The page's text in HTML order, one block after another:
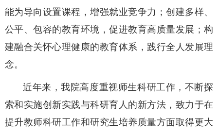
能为导向设置课程，增强就业竞争力；创建多样、
公平、包容的教育环境，促进教育高质量发展；构
建融合关怀心理健康的教育体系，践行全人发展理
念。
近年来，我院高度重视师生科研工作，不断探
索和实施创新实践与科研育人的新方法，致力于在
提升教师科研工作和研究生培养质量方面取得更大